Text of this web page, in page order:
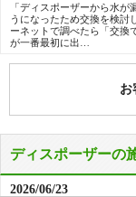
「ディスポーザーから水が
うになったため交換を検討
ーネットで調べたら「交換
が一番最初に出…
お
ディスポーザーの
2026/06/23